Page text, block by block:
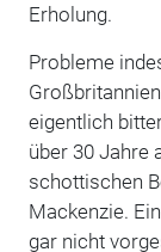
Erholung.
Probleme
eigentlich
über 30 Jahre
schottischen
Mackenzie.
gar nicht